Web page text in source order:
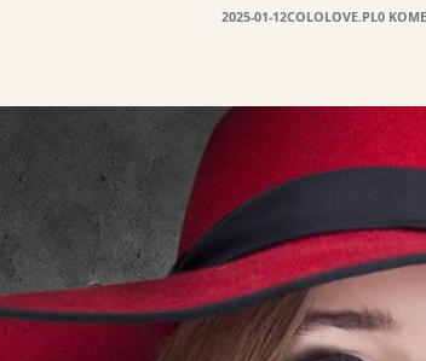
2025-01-12COLOLOVE.PL0